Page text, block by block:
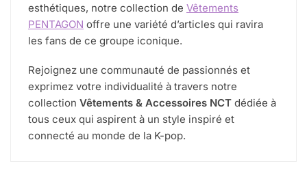
esthétiques, notre collection de Vêtements
PENTAGON offre une variété d’articles qui ravira
les fans de ce groupe iconique.
Rejoignez une communauté de passionnés et
exprimez votre individualité à travers notre
collection Vêtements & Accessoires NCT dédiée à
tous ceux qui aspirent à un style inspiré et
connecté au monde de la K-pop.